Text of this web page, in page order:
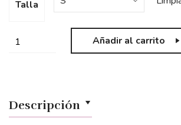
Talla
Añadir al carrito
Descripción